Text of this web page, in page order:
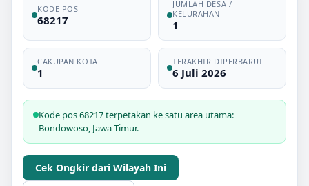
KODE POS
68217
JUMLAH DESA /
KELURAHAN
1
CAKUPAN KOTA
1
TERAKHIR DIPERBARUI
6 Juli 2026
Kode pos 68217 terpetakan ke satu area utama:
Bondowoso, Jawa Timur.
Cek Ongkir dari Wilayah Ini